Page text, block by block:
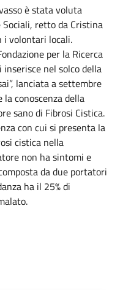
è stata voluta
Sociali, retto da Cristina
i volontari locali.
per la Ricerca
inserisce nel solco della
lanciata a settembre
conoscenza della
sano di Fibrosi Cistica.
con cui si presenta la
cistica nella
non ha sintomi e
da due portatori
ha il 25% di